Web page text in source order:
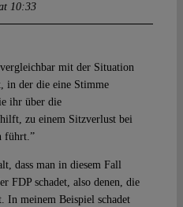
10:33
mit der Situation
in der die eine Stimme
ihr über die
zu einem Sitzverlust bei
führt.”
dass man in diesem Fall
FDP schadet, also denen, die
In meinem Beispiel schadet